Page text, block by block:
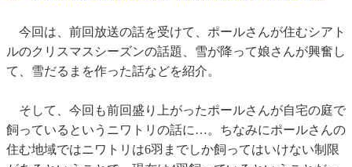
今回は、前回放送の話を受けて、ポールさんが住むシアト
ルのクリスマスシーズンの話題、雪が降って娘さんが興奮し
て、雪だるまを作った話などを紹介。
そして、今回も前回盛り上がったポールさんが自宅の庭で
飼っているというニワトリの話に…。ちなみにポールさんの
住む地域ではニワトリは6羽までしか飼ってはいけない制限